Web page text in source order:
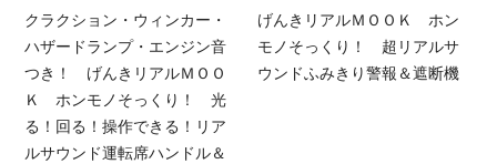
クラクション・ウィンカー・
ハザードランプ・エンジン音
つき！ げんきリアルＭＯＯ
Ｋ ホンモノそっくり！ 光
る！回る！操作できる！リア
ルサウンド運転席ハンドル＆
げんきリアルＭＯＯＫ ホン
モノそっくり！ 超リアルサ
ウンドふみきり警報＆遮断機